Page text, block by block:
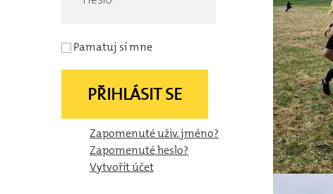
Pamatuj si mne
PŘIHLÁSIT SE
Zapomenuté uživ. jméno?
Zapomenuté heslo?
Vytvořit účet